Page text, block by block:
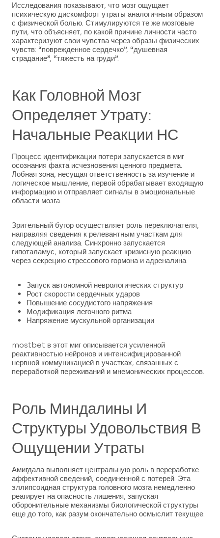
Исследования показывают, что мозг ощущает
психическую дискомфорт утраты аналогичным образом
с физической болью. Стимулируются те же мозговые
пути, что объясняет, по какой причине личности часто
характеризуют свои чувства через образы физических
чувств: “поврежденное сердечко”, “душевная
страдание”, “тяжесть на груди”.
Как Головной Мозг
Определяет Утрату:
Начальные Реакции НС
Процесс идентификации потери запускается в миг
осознания факта исчезновения ценного предмета.
Лобная зона, несущая ответственность за изучение и
логическое мышление, первой обрабатывает входящую
информацию и отправляет сигналы в эмоциональные
области мозга.
Зрительный бугор осуществляет роль переключателя,
направляя сведения к релевантным участкам для
следующей анализа. Синхронно запускается
гипоталамус, который запускает кризисную реакцию
через секрецию стрессового гормона и адреналина.
Запуск автономной неврологических структур
Рост скорости сердечных ударов
Повышение сосудистого напряжения
Модификация легочного ритма
Напряжение мускульной организации
mostbet в этот миг описывается усиленной
реактивностью нейронов и интенсифицированной
нервной коммуникацией в участках, связанных с
переработкой переживаний и мнемонических процессов.
Роль Миндалины И
Структуры Удовольствия В
Ощущении Утраты
Амигдала выполняет центральную роль в переработке
аффективной сведений, соединенной с потерей. Эта
эллипсоидная структура головного мозга немедленно
реагирует на опасность лишения, запуская
оборонительные механизмы биологической структуры
еще до того, как разум окончательно осмыслит текущее.